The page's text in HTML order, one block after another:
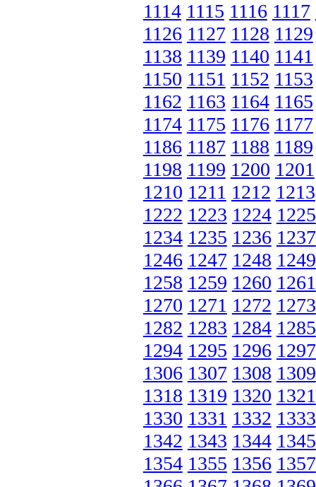
1114 1115 1116 1117
1126 1127 1128 1129
1138 1139 1140 1141
1150 1151 1152 1153
1162 1163 1164 1165
1174 1175 1176 1177
1186 1187 1188 1189
1198 1199 1200 1201
1210 1211 1212 1213
1222 1223 1224 1225
1234 1235 1236 1237
1246 1247 1248 1249
1258 1259 1260 1261
1270 1271 1272 1273
1282 1283 1284 1285
1294 1295 1296 1297
1306 1307 1308 1309
1318 1319 1320 1321
1330 1331 1332 1333
1342 1343 1344 1345
1354 1355 1356 1357